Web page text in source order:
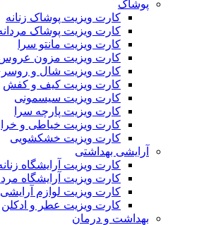
پوشاک
کارت ویزیت پوشاک زنانه
کارت ویزیت پوشاک
کارت ویزیت مانتو سرا
کارت ویزیت مزون
کارت ویزیت شال و
کارت ویزیت کیف و کفش
کارت ویزیت سیسمونی
کارت ویزیت پارچه سرا
کارت ویزیت خیاطی و
کارت ویزیت خشکشویی
آرایشی بهداشتی
کارت ویزیت آرایشگاه
کارت ویزیت آرایشگاه
کارت ویزیت لوازم آرایشی
کارت ویزیت عطر و ادکلن
بهداشت و درمان